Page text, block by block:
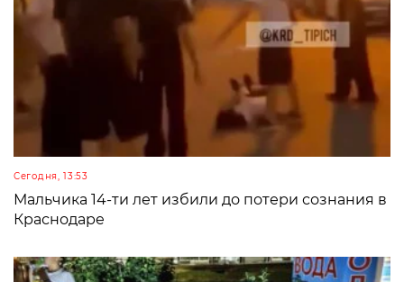
Сегодня, 13:53
Мальчика 14-ти лет избили до потери сознания в
Краснодаре